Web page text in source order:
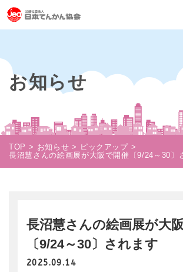
てんかんについて
てんかんとは
発作の介助と観察
使える制度
てんかん協会について
てんかん協会とは
支部一覧
公益事業
相談事業
支援のお願い
情報誌・書籍・DVD
てんかん関連書籍
ダウンロード
物品などでの支援
書籍注文リスト
会員ログイン
お知らせ
TOP お知らせ
ピックアップ
長沼慧さんの絵画展が大阪で開催〔9/24～30〕
長沼慧さんの絵画展が大
〔9/24～30〕されます
2025.09.14